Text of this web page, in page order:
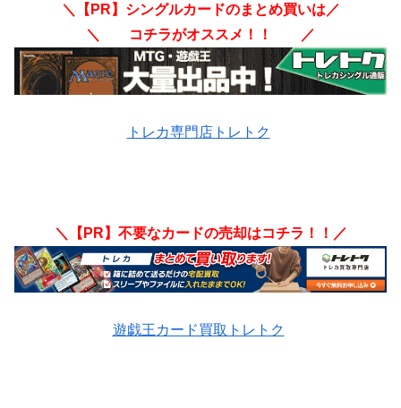
＼【PR】シングルカードのまとめ買いは／
＼ コチラがオススメ！！ ／
トレカ専門店トレトク
＼【PR】不要なカードの売却はコチラ！！／
遊戯王カード買取トレトク